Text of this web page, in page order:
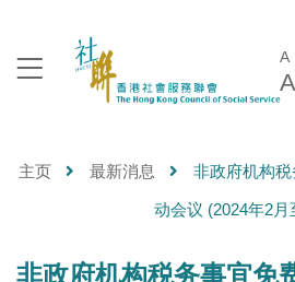
A
A
主页 最新消息 非政府机构
动会议 (2024年2月
非政府机构税务事宜免